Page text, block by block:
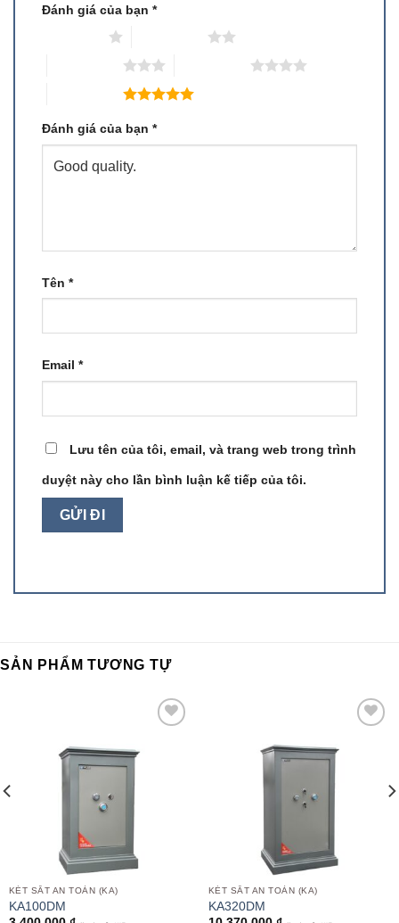
Đánh giá của bạn *
Đánh giá của bạn *
Tên *
Email *
Lưu tên của tôi, email, và trang web trong trình
duyệt này cho lần bình luận kế tiếp của tôi.
SẢN PHẨM TƯƠNG TỰ
KÉT SẮT AN TOÀN (KA)
KA100DM
KÉT SẮT AN TOÀN (KA)
KA320DM